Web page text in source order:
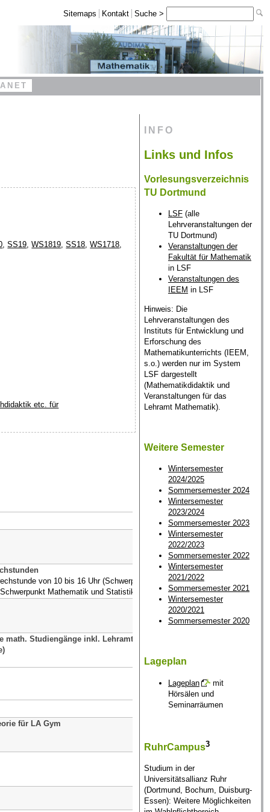
Sitemaps Kontakt Suche >
,SS19,WS1819,SS18,WS1718,
etc. für
Dozenten
Prof. Dr. Michael Voit
von 10 bis 16 Uhr (Schwerpunkt
Mathematik und Statistik)
Dr. Peter Furlan
Prof. Dr. Franz Kalhoff
math. Studiengänge inkl. Lehramt
Dozenten
für LA Gym
Prof. Dr. Jeannette Woerner
INFO
Links und Infos
Vorlesungsverzeichnis
TU Dortmund
LSF(alle
Lehrveranstaltungen der
TU Dortmund)
Veranstaltungen der
Fakultät für Mathematik
in LSF
Veranstaltungen des
IEEM in LSF
Hinweis: Die
Lehrveranstaltungen des
Instituts für Entwicklung und
Erforschung des
Mathematikunterrichts (IEEM,
s.o.) werden nur im System
LSF dargestellt
(Mathematikdidaktik und
Veranstaltungen für das
Lehramt Mathematik).
Weitere Semester
Wintersemester
2024/2025
Sommersemester 2024
Wintersemester
2023/2024
Sommersemester 2023
Wintersemester
2022/2023
Sommersemester 2022
Wintersemester
2021/2022
Sommersemester 2021
Wintersemester
2020/2021
Sommersemester 2020
Lageplan
Lageplan
mit
Hörsälen und
Seminarräumen
RuhrCampus3
Studium in der
Universitätsallianz Ruhr
(Dortmund, Bochum, Duisburg-
Essen): Weitere Möglichkeiten